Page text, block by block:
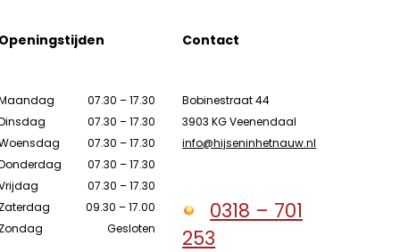
Openingstijden
07.30 – 17.30
07.30 – 17.30
07.30 – 17.30
07.30 – 17.30
07.30 – 17.30
Zaterdag
09.30 – 17.00
Zondag
Gesloten
Contact
Bobinestraat 44
3903 KG Veenendaal
info@hijseninhetnauw.nl
0318 – 701
253